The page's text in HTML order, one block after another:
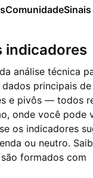
Comunidade
indicadores
análise técnica
principais
e pivôs — todos
onde você pode
os indicadores
ou neutro.
formados com